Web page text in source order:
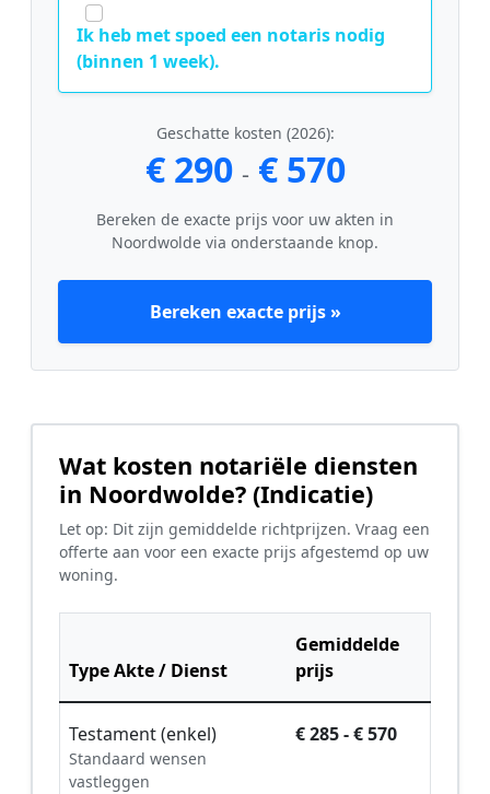
Ik heb met spoed een notaris nodig
(binnen 1 week).
Geschatte kosten (2026):
€ 290 - € 570
Bereken de exacte prijs voor uw akten in
Noordwolde via onderstaande knop.
Bereken exacte prijs »
Wat kosten notariële diensten
in Noordwolde? (Indicatie)
Let op: Dit zijn gemiddelde richtprijzen. Vraag een
offerte aan voor een exacte prijs afgestemd op uw
woning.
Type Akte / Dienst
Gemiddelde
prijs
Testament (enkel)
Standaard wensen
vastleggen
€ 285 - € 570